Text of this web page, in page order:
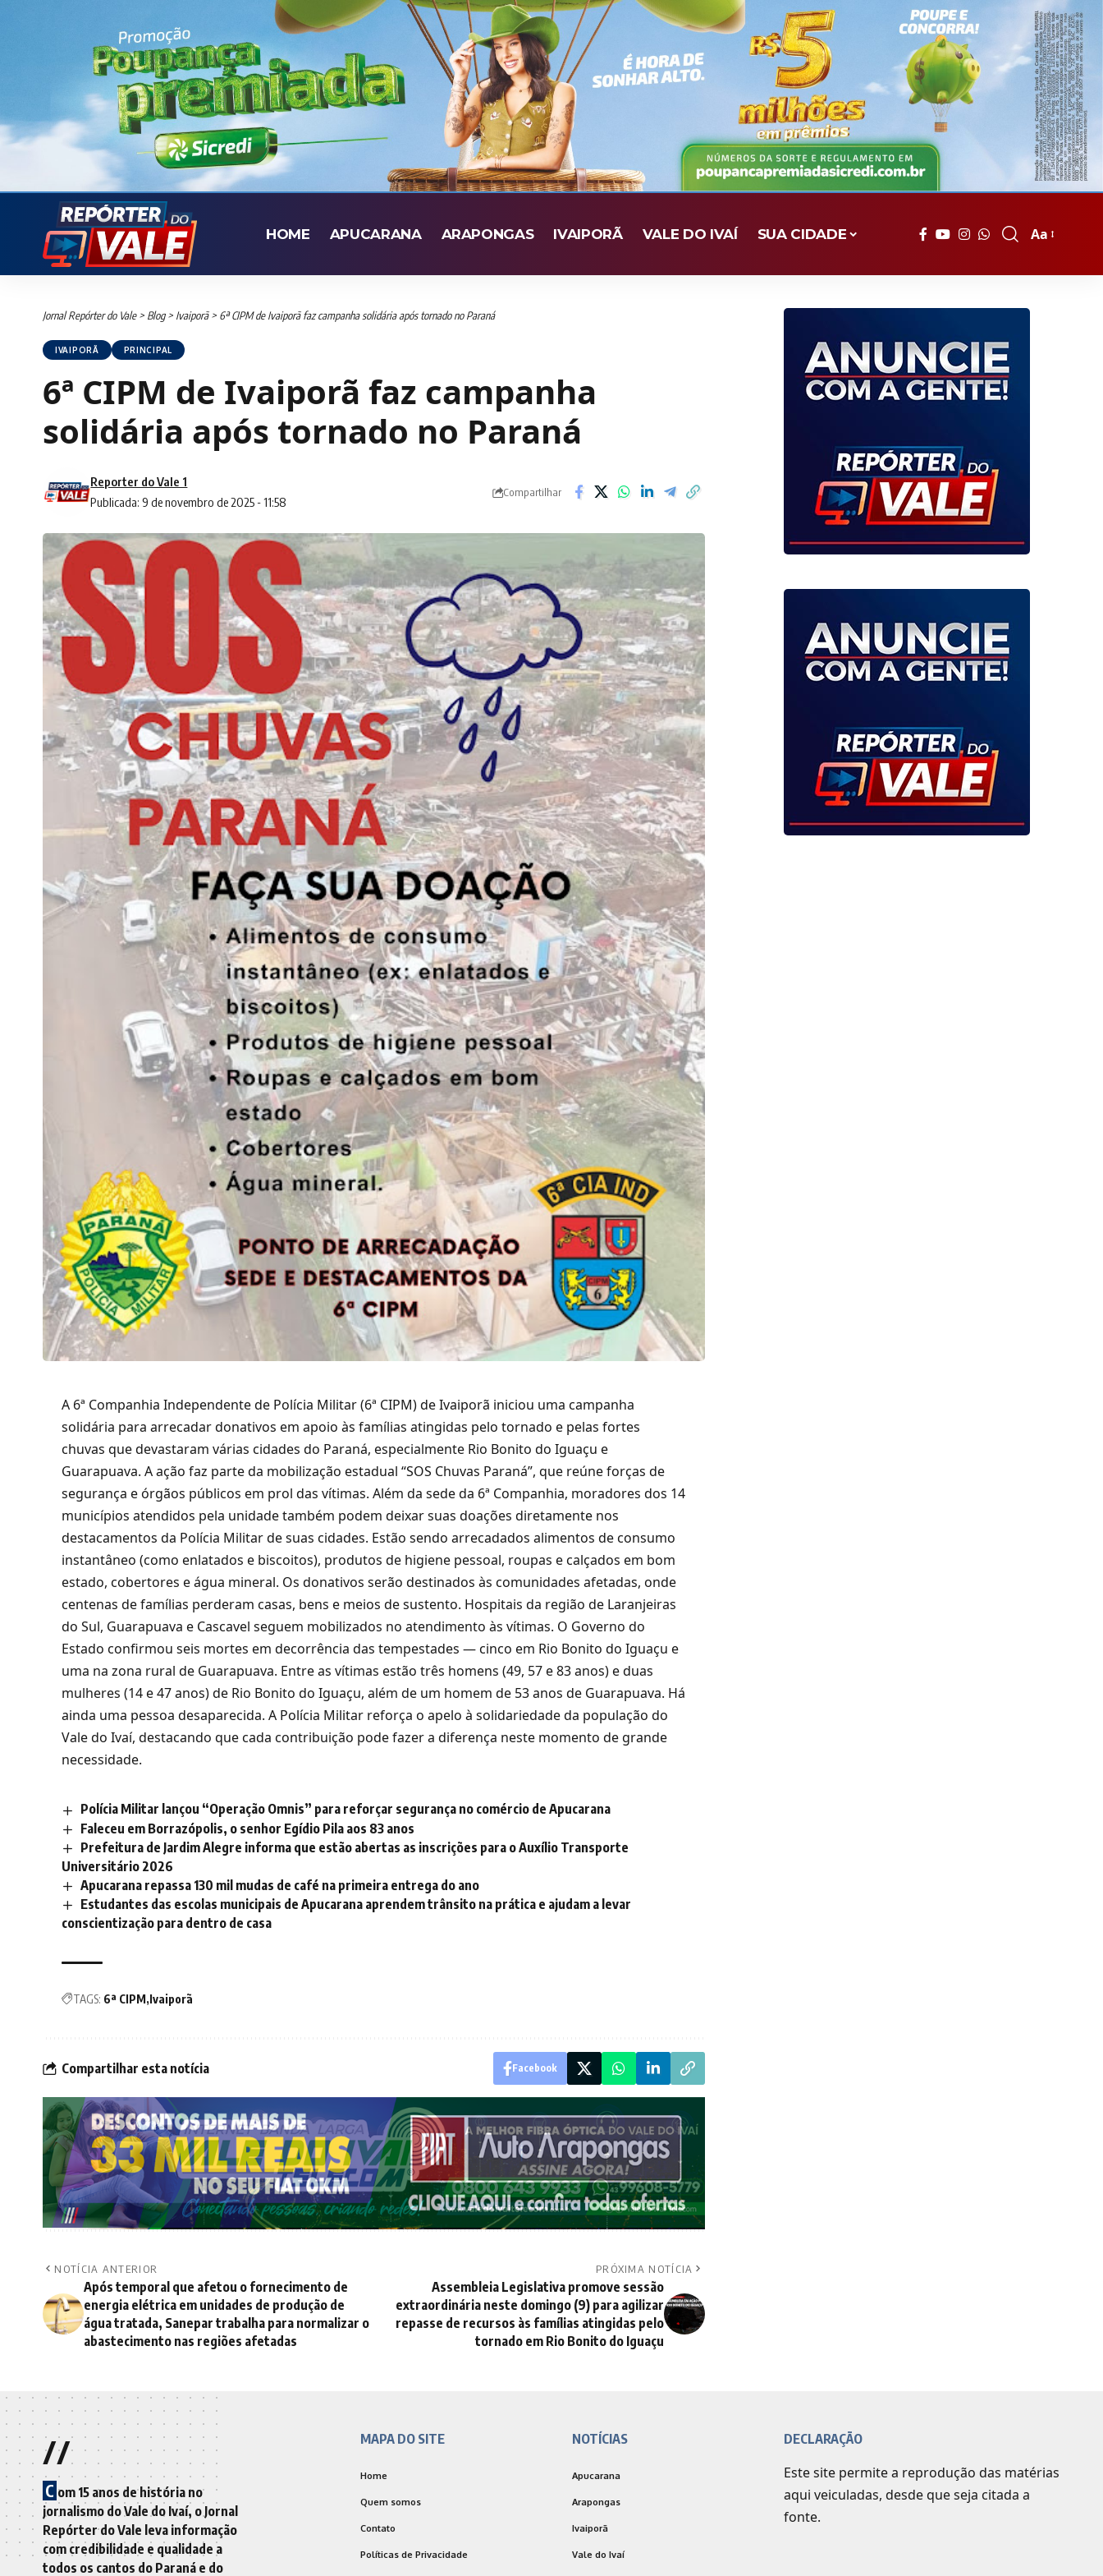
HOME APUCARANA ARAPONGAS IVAIPORÃ VALE DO IVAÍ SUA CIDADE
Font
Aa
Jornal Repórter do Vale> Blog> Ivaiporã> 6ª CIPM de Ivaiporã faz campanha solidária após tornado no Paraná
IVAIPORÃ PRINCIPAL
6ª CIPM de Ivaiporã faz campanha
solidária após tornado no Paraná
Publicada: 9 de novembro de 2025 - 11:58
Reporter do Vale 1
Compartilhar
A 6ª Companhia Independente de Polícia Militar (6ª CIPM) de Ivaiporã iniciou uma campanha
solidária para arrecadar donativos em apoio às famílias atingidas pelo tornado e pelas fortes
chuvas que devastaram várias cidades do Paraná, especialmente Rio Bonito do Iguaçu e
Guarapuava. A ação faz parte da mobilização estadual “SOS Chuvas Paraná”, que reúne forças de
segurança e órgãos públicos em prol das vítimas. Além da sede da 6ª Companhia, moradores dos 14
municípios atendidos pela unidade também podem deixar suas doações diretamente nos
destacamentos da Polícia Militar de suas cidades. Estão sendo arrecadados alimentos de consumo
instantâneo (como enlatados e biscoitos), produtos de higiene pessoal, roupas e calçados em bom
estado, cobertores e água mineral. Os donativos serão destinados às comunidades afetadas, onde
centenas de famílias perderam casas, bens e meios de sustento. Hospitais da região de Laranjeiras
do Sul, Guarapuava e Cascavel seguem mobilizados no atendimento às vítimas. O Governo do
Estado confirmou seis mortes em decorrência das tempestades — cinco em Rio Bonito do Iguaçu e
uma na zona rural de Guarapuava. Entre as vítimas estão três homens (49, 57 e 83 anos) e duas
mulheres (14 e 47 anos) de Rio Bonito do Iguaçu, além de um homem de 53 anos de Guarapuava. Há
ainda uma pessoa desaparecida. A Polícia Militar reforça o apelo à solidariedade da população do
Vale do Ivaí, destacando que cada contribuição pode fazer a diferença neste momento de grande
necessidade.
Polícia Militar lançou “Operação Omnis” para reforçar segurança no comércio de Apucarana
Faleceu em Borrazópolis, o senhor Egídio Pila aos 83 anos
Prefeitura de Jardim Alegre informa que estão abertas as inscrições para o Auxílio Transporte
Universitário 2026
Apucarana repassa 130 mil mudas de café na primeira entrega do ano
Estudantes das escolas municipais de Apucarana aprendem trânsito na prática e ajudam a levar
conscientização para dentro de casa
TAGS: 6ª CIPM Ivaiporã
Compartilhar esta notícia Facebook
NOTÍCIA ANTERIOR
Após temporal que afetou o fornecimento de
energia elétrica em unidades de produção de
água tratada, Sanepar trabalha para normalizar o
abastecimento nas regiões afetadas
PRÓXIMA NOTÍCIA
Assembleia Legislativa promove sessão
extraordinária neste domingo (9) para agilizar
repasse de recursos às famílias atingidas pelo
tornado em Rio Bonito do Iguaçu
//
C om 15 anos de história no
jornalismo do Vale do Ivaí, o Jornal
Repórter do Vale leva informação
com credibilidade e qualidade a
todos os cantos do Paraná e do
MAPA DO SITE
Home
Quem somos
Contato
Políticas de Privacidade
NOTÍCIAS
Apucarana
Arapongas
Ivaiporã
Vale do Ivaí
DECLARAÇÃO
Este site permite a reprodução das matérias
aqui veiculadas, desde que seja citada a
fonte.